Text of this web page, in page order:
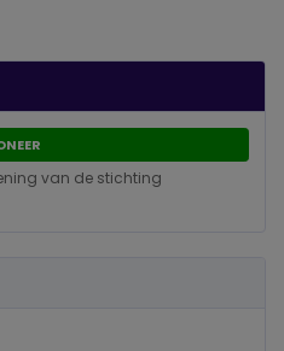
van de stichting